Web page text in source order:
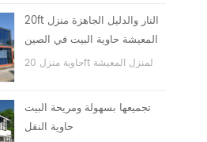
20ft النار والدليل الجاهزة منزل
المعيشة حاوية البيت في الصين
حاوية منزل 20ft لمنزل المعيشة
تجميعها بسهولة ومريحة البيت
حاوية النقل